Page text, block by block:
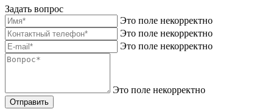
Задать вопрос
Это поле некорректно
Это поле некорректно
Это поле некорректно
Это поле некорректно
Отправить